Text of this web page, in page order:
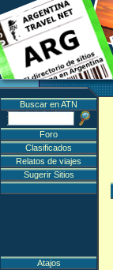
Buscar en ATN
Foro
Clasificados
Relatos de viajes
Sugerir Sitios
Atajos